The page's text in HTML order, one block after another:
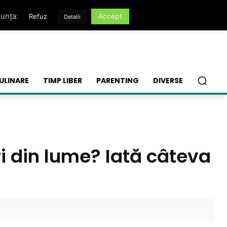
TIMP LIBER PARENTING DIVERSE
lume? Iată câteva
Refuz Detalii Accept